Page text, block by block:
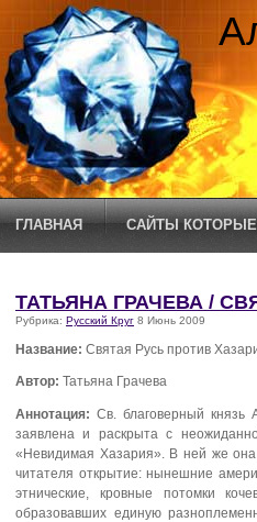
ГЛАВНАЯ САЙТЫ
ТАТЬЯНА ГРАЧЕВА /
Рубрика: Русский Круг 8 Июнь 2009
Название: Святая Русь против
Автор: Татьяна Грачева
Аннотация: Св. благоверный князь
заявлена и раскрыта с
«Невидимая Хазария». В ней же она
читателя открытие: нынешние
этнические, кровные потомки
образовавших единую